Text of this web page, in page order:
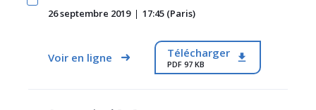
26 septembre 2019 17:45 (Paris)
Voir en ligne Télécharger
PDF 97 KB